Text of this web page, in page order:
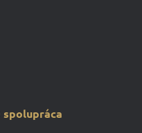
spolupráca